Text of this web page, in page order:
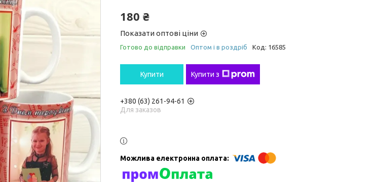
180 ₴
Показати оптові ціни
Готово до відправки Оптом і в роздріб Код: 16585
Купити Купити з
+380 (63) 261-94-61
Для заказов